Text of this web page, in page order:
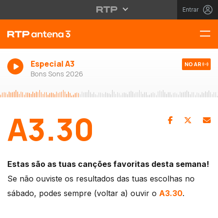
Entrar
Especial A3
Bons Sons 2026
NO AR
A3.30
Estas são as tuas canções favoritas desta semana!
Se não ouviste os resultados das tuas escolhas no
sábado, podes sempre (voltar a) ouvir o A3.30.